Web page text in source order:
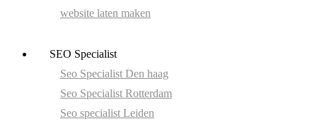
website laten maken
SEO Specialist
Seo Specialist Den haag
Seo Specialist Rotterdam
Seo specialist Leiden